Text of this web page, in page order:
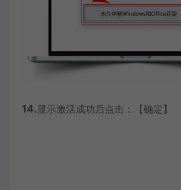
14.显示激活成功后点击：【确定】